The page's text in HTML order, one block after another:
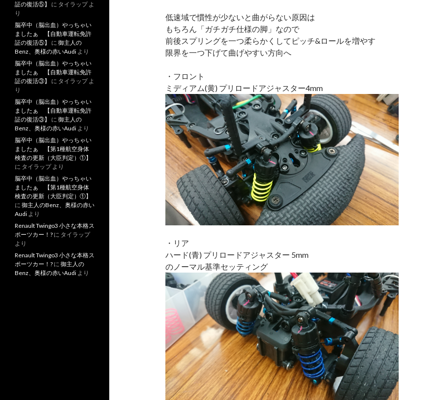
低速域で慣性が少ないと曲がらない原因は
もちろん「ガチガチ仕様の脚」なので
前後スプリングを一つ柔らかくしてピッチ&ロールを増やす
限界を一つ下げて曲げやすい方向へ
・フロント
ミディアム(黄) プリロードアジャスター4mm
・リア
ハード(青) プリロードアジャスター 5mm
のノーマル基準セッティング
証の復活⑤】
に タイラップよ
り
脳卒中（脳出血）やっちゃい
ましたぁ 【自動車運転免許
証の復活⑤】
に 御主人の
Benz、奥様の赤いAudi より
脳卒中（脳出血）やっちゃい
ましたぁ 【自動車運転免許
証の復活③】
に タイラップよ
り
脳卒中（脳出血）やっちゃい
ましたぁ 【自動車運転免許
証の復活③】
に 御主人の
Benz、奥様の赤いAudi より
脳卒中（脳出血）やっちゃい
ましたぁ 【第1種航空身体
検査の更新（大臣判定）①】
に タイラップより
脳卒中（脳出血）やっちゃい
ましたぁ 【第1種航空身体
検査の更新（大臣判定）①】
に 御主人のBenz、奥様の赤い
Audi より
Renault Twingo3 小さな本格ス
ポーツカー！? に タイラップ
より
Renault Twingo3 小さな本格ス
ポーツカー！? に 御主人の
Benz、奥様の赤いAudi より